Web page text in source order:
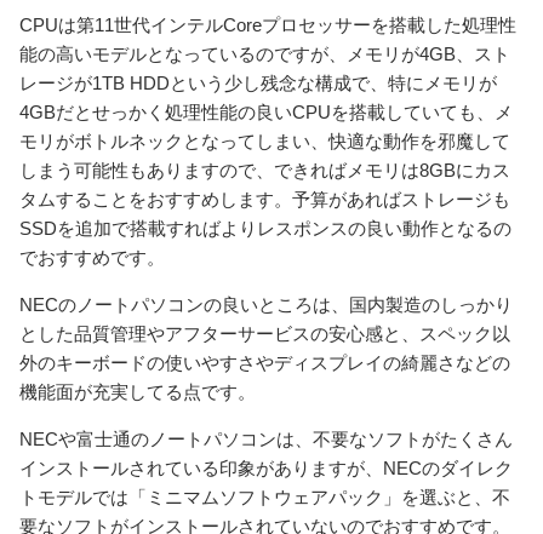
CPUは第11世代インテルCoreプロセッサーを搭載した処理性
能の高いモデルとなっているのですが、メモリが4GB、スト
レージが1TB HDDという少し残念な構成で、特にメモリが
4GBだとせっかく処理性能の良いCPUを搭載していても、メ
モリがボトルネックとなってしまい、快適な動作を邪魔して
しまう可能性もありますので、できればメモリは8GBにカス
タムすることをおすすめします。予算があればストレージも
SSDを追加で搭載すればよりレスポンスの良い動作となるの
でおすすめです。
NECのノートパソコンの良いところは、国内製造のしっかり
とした品質管理やアフターサービスの安心感と、スペック以
外のキーボードの使いやすさやディスプレイの綺麗さなどの
機能面が充実してる点です。
NECや富士通のノートパソコンは、不要なソフトがたくさん
インストールされている印象がありますが、NECのダイレク
トモデルでは「ミニマムソフトウェアパック」を選ぶと、不
要なソフトがインストールされていないのでおすすめです。